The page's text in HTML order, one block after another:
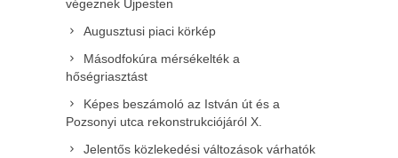
végeznek Újpesten
Augusztusi piaci körkép
Másodfokúra mérsékelték a
hőségriasztást
Képes beszámoló az István út és a
Pozsonyi utca rekonstrukciójáról X.
Jelentős közlekedési változások várhatók